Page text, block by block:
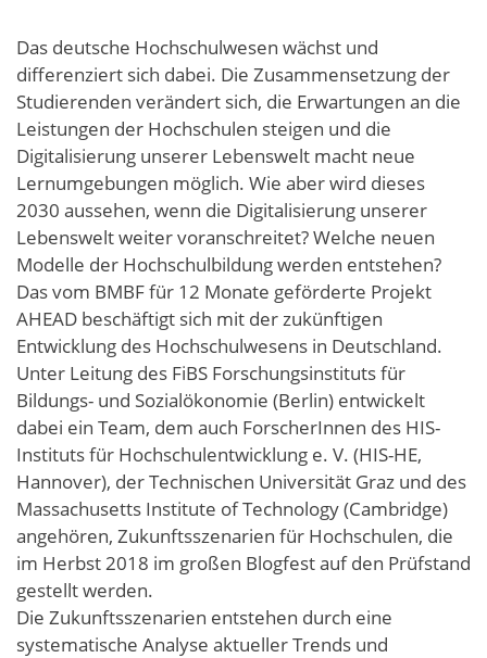
Das deutsche Hochschulwesen wächst und
differenziert sich dabei. Die Zusammensetzung der
Studierenden verändert sich, die Erwartungen an die
Leistungen der Hochschulen steigen und die
Digitalisierung unserer Lebenswelt macht neue
Lernumgebungen möglich. Wie aber wird dieses
2030 aussehen, wenn die Digitalisierung unserer
Lebenswelt weiter voranschreitet? Welche neuen
Modelle der Hochschulbildung werden entstehen?
Das vom BMBF für 12 Monate geförderte Projekt
AHEAD beschäftigt sich mit der zukünftigen
Entwicklung des Hochschulwesens in Deutschland.
Unter Leitung des FiBS Forschungsinstituts für
Bildungs- und Sozialökonomie (Berlin) entwickelt
dabei ein Team, dem auch ForscherInnen des HIS-
Instituts für Hochschulentwicklung e. V. (HIS-HE,
Hannover), der Technischen Universität Graz und des
Massachusetts Institute of Technology (Cambridge)
angehören, Zukunftsszenarien für Hochschulen, die
im Herbst 2018 im großen Blogfest auf den Prüfstand
gestellt werden.
Die Zukunftsszenarien entstehen durch eine
systematische Analyse aktueller Trends und